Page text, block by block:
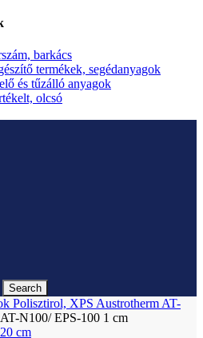
barkács
termékek, segédanyagok
és tűzálló anyagok
olcsó
Search
Polisztirol, XPS Austrotherm AT-
N100/ EPS-100 1 cm